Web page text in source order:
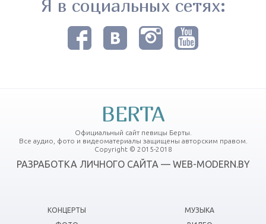
Я в социальных сетях:
BERTA
Официальный сайт певицы Берты.
Все аудио, фото и видеоматериалы защищены авторским правом.
Copyright © 2015-2018
РАЗРАБОТКА ЛИЧНОГО САЙТА — WEB-MODERN.BY
КОНЦЕРТЫ
МУЗЫКА